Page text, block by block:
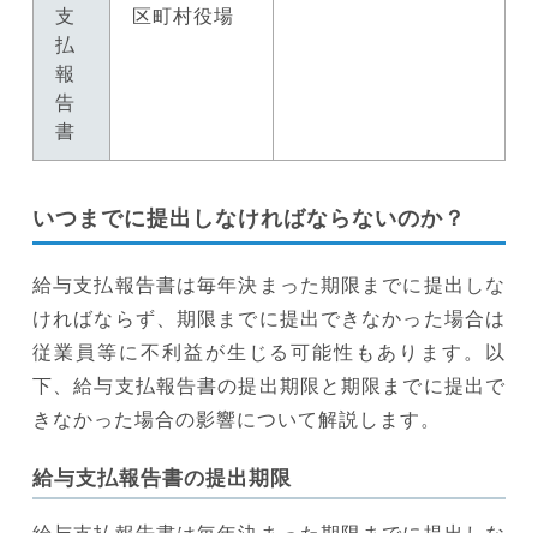
支
払
報
告
書
区町村役場
いつまでに提出しなければならないのか？
給与支払報告書は毎年決まった期限までに提出しな
ければならず、期限までに提出できなかった場合は
従業員等に不利益が生じる可能性もあります。以
下、給与支払報告書の提出期限と期限までに提出で
きなかった場合の影響について解説します。
給与支払報告書の提出期限